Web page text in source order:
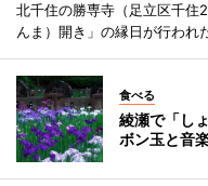
北千住の勝専寺（足立区千住
んま）開き」の縁日が行われ
食べる
綾瀬で「し
ボン玉と音